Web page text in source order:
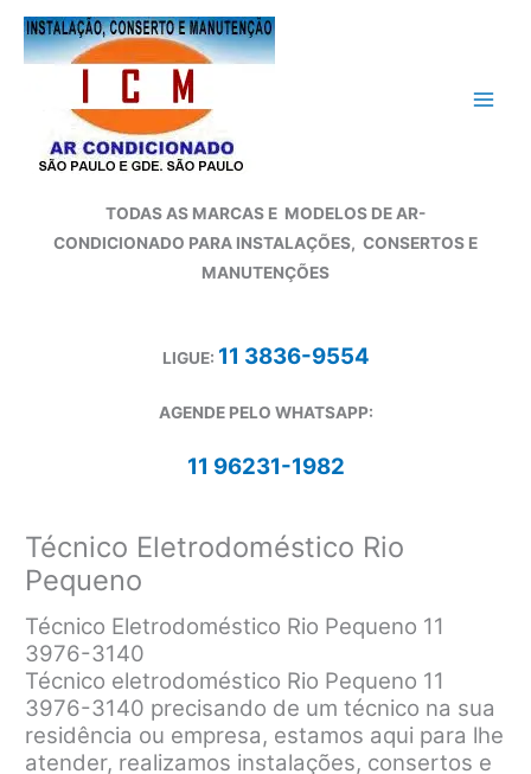
para
TODAS AS MARCAS E MODELOS DE AR-
CONDICIONADO PARA INSTALAÇÕES, CONSERTOS E
MANUTENÇÕES
LIGUE: 11 3836-9554
AGENDE PELO WHATSAPP:
11 96231-1982
Técnico Eletrodoméstico Rio
Pequeno
Técnico Eletrodoméstico Rio Pequeno 11
3976-3140
Técnico eletrodoméstico Rio Pequeno 11
3976-3140 precisando de um técnico na sua
residência ou empresa, estamos aqui para lhe
atender, realizamos instalações, consertos e